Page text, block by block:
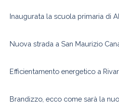
Inaugurata la scuola primaria di
Nuova strada a San Maurizio
Efficientamento energetico a
Brandizzo, ecco come sarà la